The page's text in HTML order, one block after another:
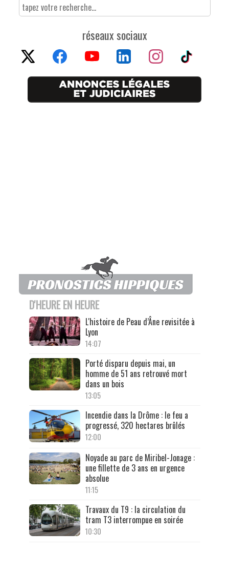
réseaux sociaux
D'HEURE EN HEURE
L'histoire de Peau d’Âne revisitée à
Lyon
14:07
Porté disparu depuis mai, un
homme de 51 ans retrouvé mort
dans un bois
13:05
Incendie dans la Drôme : le feu a
progressé, 320 hectares brûlés
12:00
Noyade au parc de Miribel-Jonage :
une fillette de 3 ans en urgence
absolue
11:15
Travaux du T9 : la circulation du
tram T3 interrompue en soirée
10:30